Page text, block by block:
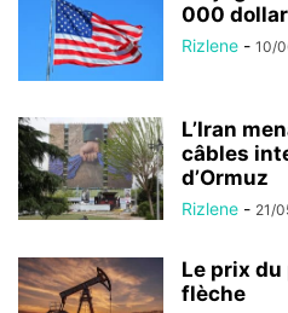
000
Rizlene - 10/
L’Iran
câbles
d’Ormuz
Rizlene - 21/
Le prix
flèche